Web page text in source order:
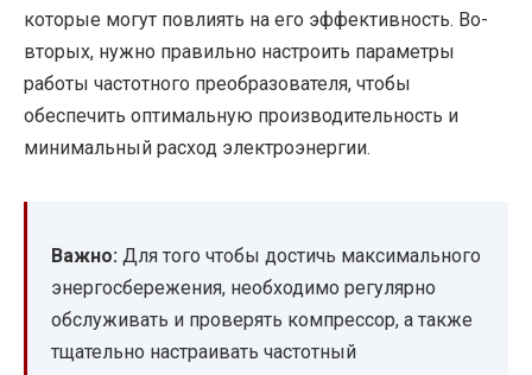
которые могут повлиять на его эффективность. Во-
вторых, нужно правильно настроить параметры
работы частотного преобразователя, чтобы
обеспечить оптимальную производительность и
минимальный расход электроэнергии.
Важно: Для того чтобы достичь максимального
энергосбережения, необходимо регулярно
обслуживать и проверять компрессор, а также
тщательно настраивать частотный